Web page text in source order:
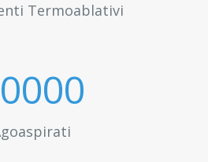
Termoablativi